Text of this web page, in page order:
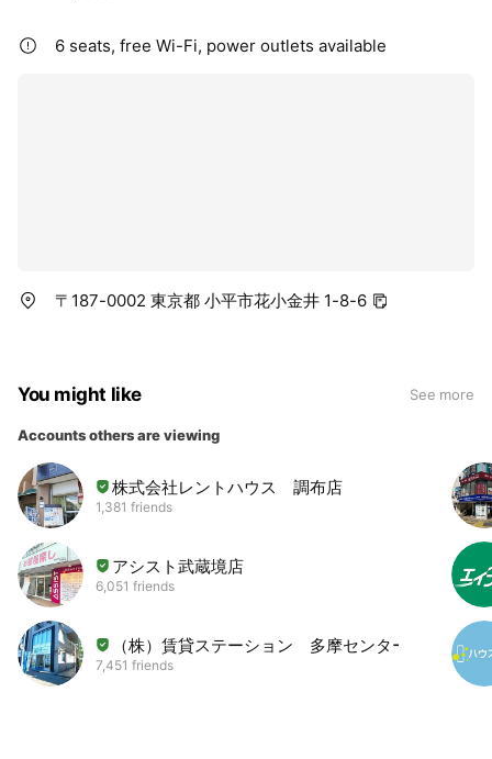
6 seats, free Wi-Fi, power outlets available
〒187-0002 東京都 小平市花小金井 1-8-6
You might like See more
Accounts others are viewing
株式会社レントハウス 調布店
1,381 friends
アシスト武蔵境店
6,051 friends
（株）賃貸ステーション 多摩センター店
7,451 friends